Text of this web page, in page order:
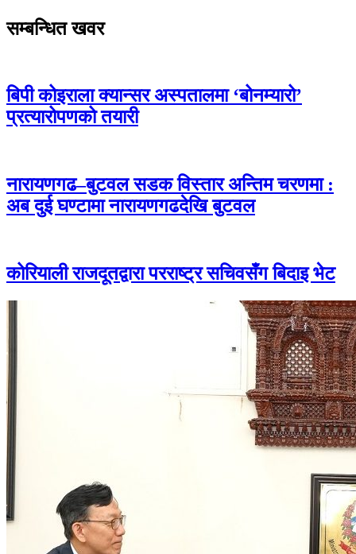
सम्बन्धित खवर
बिपी कोइराला क्यान्सर अस्पतालमा ‘बोनम्यारो’
प्रत्यारोपणको तयारी
नारायणगढ–बुटवल सडक विस्तार अन्तिम चरणमा :
अब दुई घण्टामा नारायणगढदेखि बुटवल
कोरियाली राजदूतद्वारा परराष्ट्र सचिवसँग बिदाइ भेट